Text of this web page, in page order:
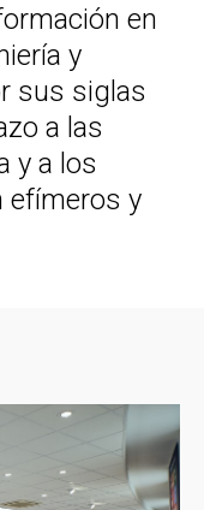
en
y
sus siglas
a las
y a los
efímeros y